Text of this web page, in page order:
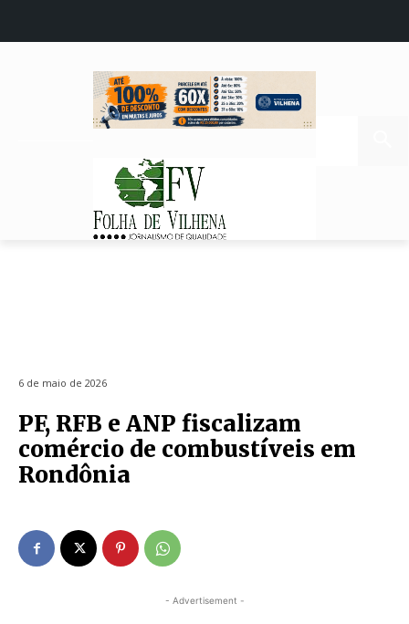
6 de maio de 2026
PF, RFB e ANP fiscalizam
comércio de combustíveis em
Rondônia
- Advertisement -